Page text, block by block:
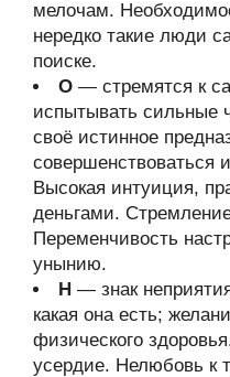
мелочам.
нередко такие люди
поиске.
О — стремятся к
испытывать сильные
своё истинное
совершенствоваться
Высокая интуиция,
деньгами.
Переменчивость
унынию.
Н — знак
какая она есть;
физического
усердие. Нелюбовь к